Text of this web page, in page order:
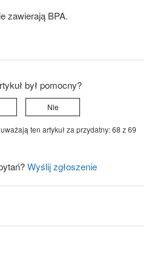
zawierają BPA.
był pomocny?
Nie
ten artykuł za przydatny: 68 z 69
Wyślij zgłoszenie